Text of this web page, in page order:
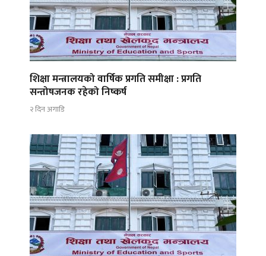
शिक्षा मन्त्रालयको वार्षिक प्रगति समीक्षा : प्रगति
सन्तोषजनक रहेको निष्कर्ष
२ दिन अगाडि